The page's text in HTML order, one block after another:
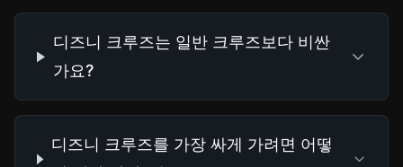
디즈니 크루즈는 일반 크루즈보다 비싼
가요?
디즈니 크루즈를 가장 싸게 가려면 어떻